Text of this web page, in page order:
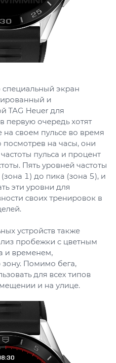
экран
и
TAG Heuer для
первую очередь хотят
своем пульсе во время
посмотрев на часы, они
пульса и процент
Пять уровней частоты
1) до пика (зона 5), и
эти уровни для
своих тренировок в
устройств также
пробежки с цветным
и временем,
Помимо бега,
для всех типов
и на улице.